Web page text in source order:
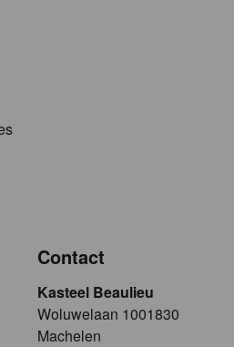
Contact
Kasteel Beaulieu
​​​Woluwelaan 1001830
Machelen